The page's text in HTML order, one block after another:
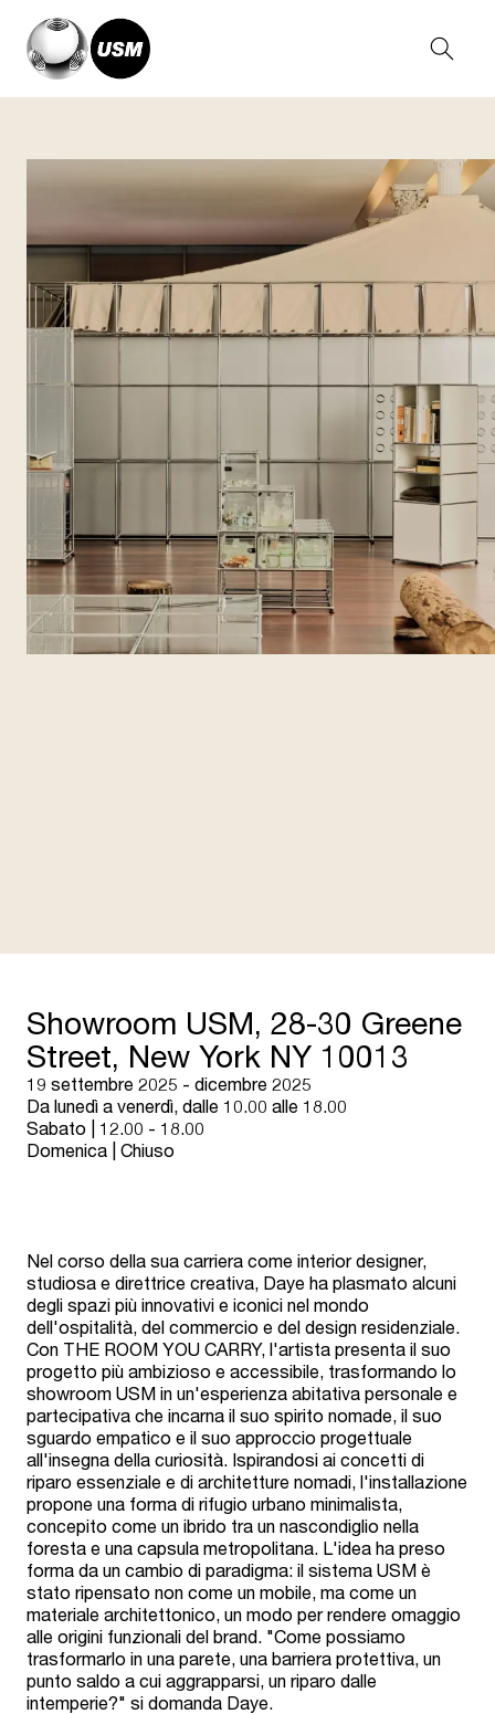
Showroom USM, 28-30 Greene
Street, New York NY 10013
19 settembre 2025 - dicembre 2025
Da lunedì a venerdì, dalle 10.00 alle 18.00
Sabato | 12.00 - 18.00
Domenica | Chiuso
Nel corso della sua carriera come interior designer,
studiosa e direttrice creativa, Daye ha plasmato alcuni
degli spazi più innovativi e iconici nel mondo
dell'ospitalità, del commercio e del design residenziale.
Con THE ROOM YOU CARRY, l'artista presenta il suo
progetto più ambizioso e accessibile, trasformando lo
showroom USM in un'esperienza abitativa personale e
partecipativa che incarna il suo spirito nomade, il suo
sguardo empatico e il suo approccio progettuale
all'insegna della curiosità. Ispirandosi ai concetti di
riparo essenziale e di architetture nomadi, l'installazione
propone una forma di rifugio urbano minimalista,
concepito come un ibrido tra un nascondiglio nella
foresta e una capsula metropolitana. L'idea ha preso
forma da un cambio di paradigma: il sistema USM è
stato ripensato non come un mobile, ma come un
materiale architettonico, un modo per rendere omaggio
alle origini funzionali del brand. "Come possiamo
trasformarlo in una parete, una barriera protettiva, un
punto saldo a cui aggrapparsi, un riparo dalle
intemperie?" si domanda Daye.